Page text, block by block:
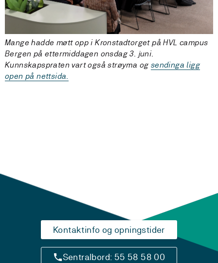
Mange hadde møtt opp i Kronstadtorget på HVL campus
Bergen på ettermiddagen onsdag 3. juni.
Kunnskapspraten vart også strøyma og sendinga ligg
open på nettsida.
Kontaktinfo og opningstider
Sentralbord: 55 58 58 00